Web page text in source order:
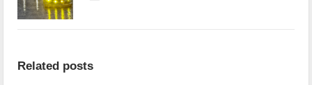
Related posts